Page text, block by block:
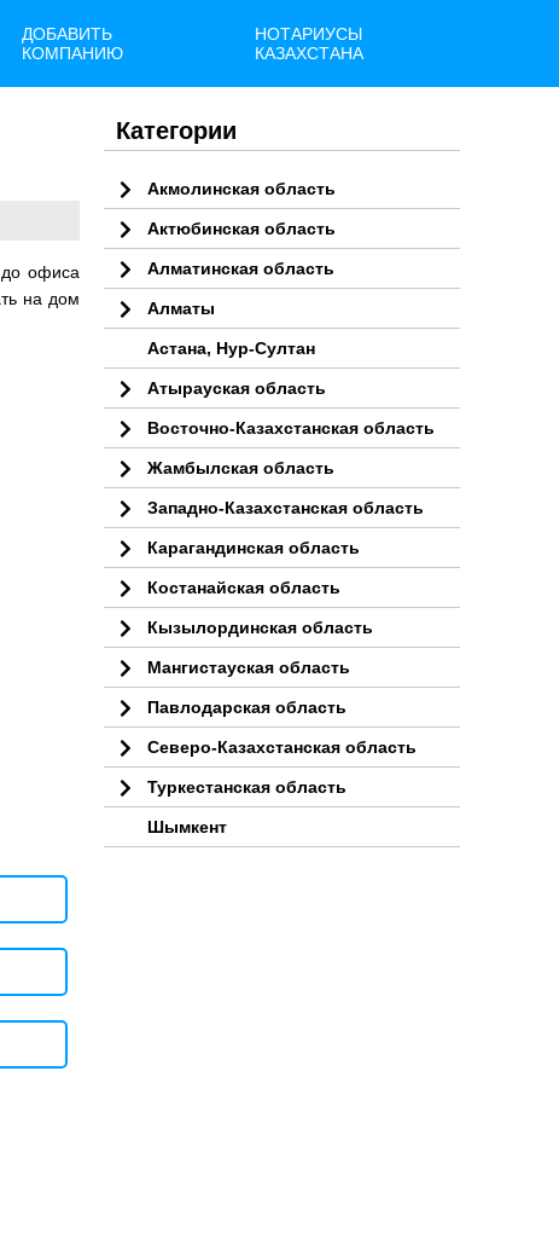
ДОБАВИТЬ
КОМПАНИЮ
НОТАРИУСЫ
КАЗАХСТАНА
до офиса
на дом
Категории
Акмолинская область
Актюбинская область
Алматинская область
Алматы
Астана, Нур-Султан
Атырауская область
Восточно-Казахстанская область
Жамбылская область
Западно-Казахстанская область
Карагандинская область
Костанайская область
Кызылординская область
Мангистауская область
Павлодарская область
Северо-Казахстанская область
Туркестанская область
Шымкент